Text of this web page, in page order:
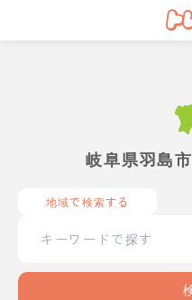
岐阜県羽島
地域で検索する